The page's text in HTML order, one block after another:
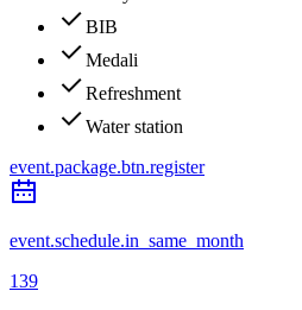
BIB
Medali
Refreshment
Water station
event.package.btn.register
event.schedule.in_same_month
139